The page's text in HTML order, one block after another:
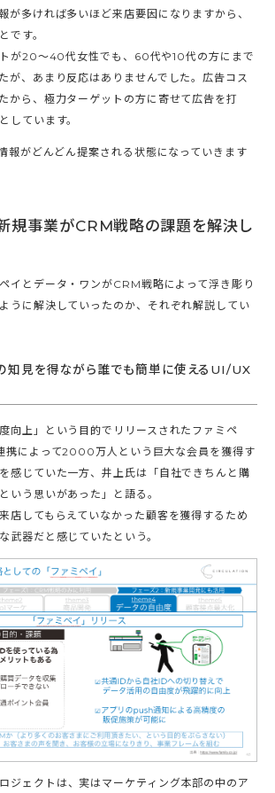
が多ければ多いほど来店要因になりますから、
です。
が20～40代女性でも、60代や10代の方にまで
が、あまり反応はありませんでした。広告コス
から、極力ターゲットの方に寄せて広告を打
しています。
報がどんどん提案される状態になっていきます
規事業がCRM戦略の課題を解決し
イとデータ・ワンがCRM戦略によって浮き彫り
うに解決していったのか、それぞれ解説してい
の知見を得ながら誰でも簡単に使えるUI/UX
向上」という目的でリリースされたファミペ
携によって2000万人という巨大な会員を獲得す
感じていた一方、井上氏は「自社できちんと購
いう思いがあった」と語る。
店してもらえていなかった顧客を獲得するため
武器だと感じていたという。
ジェクトは、実はマーケティング本部の中のア